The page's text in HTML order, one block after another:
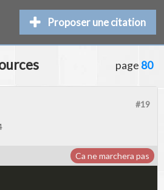
Proposer une citation
page 80
#19
Ca ne marchera pas